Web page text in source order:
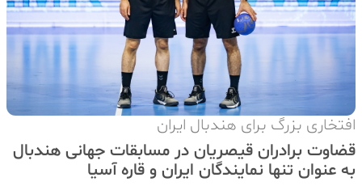
افتخاری بزرگ برای هندبال ایران
قضاوت برادران قیصریان در مسابقات جهانی هندبال
به عنوان تنها نمایندگان ایران و قاره آسیا